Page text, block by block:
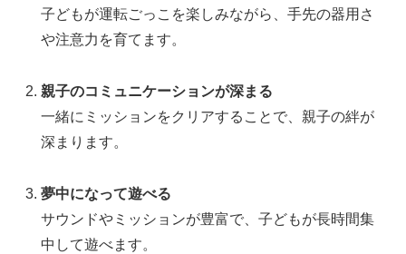
子どもが運転ごっこを楽しみながら、手先の器用さ
や注意力を育てます。
親子のコミュニケーションが深まる
一緒にミッションをクリアすることで、親子の絆が
深まります。
夢中になって遊べる
サウンドやミッションが豊富で、子どもが長時間集
中して遊べます。